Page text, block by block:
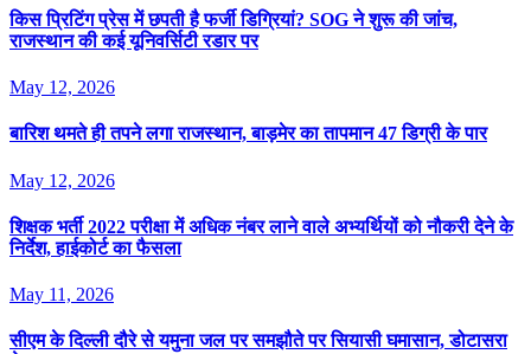
किस प्रिटिंग प्रेस में छपती है फर्जी डिग्रियां? SOG ने शुरू की जांच,
राजस्थान की कई यूनिवर्सिटी रडार पर
May 12, 2026
बार‍िश थमते ही तपने लगा राजस्‍थान, बाड़मेर का तापमान 47 ड‍िग्री के पार
May 12, 2026
श‍िक्षक भर्ती 2022 परीक्षा में अध‍िक नंबर लाने वाले अभ्यर्थियों को नौकरी देने के
न‍िर्देश, हाईकोर्ट का फैसला
May 11, 2026
सीएम के दिल्ली दौरे से यमुना जल पर समझौते पर सियासी घमासान, डोटासरा